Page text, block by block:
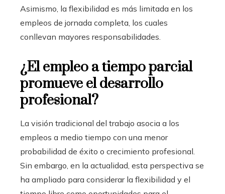
Asimismo, la flexibilidad es más limitada en los
empleos de jornada completa, los cuales
conllevan mayores responsabilidades.
¿El empleo a tiempo parcial
promueve el desarrollo
profesional?
La visión tradicional del trabajo asocia a los
empleos a medio tiempo con una menor
probabilidad de éxito o crecimiento profesional.
Sin embargo, en la actualidad, esta perspectiva se
ha ampliado para considerar la flexibilidad y el